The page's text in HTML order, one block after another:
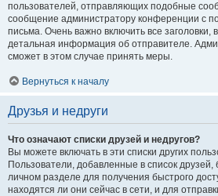
пользователей, отправляющих подобные
сообщение администратору конференции с
письма. Очень важно включить все заголовки,
детальная информация об отправителе.
сможет в этом случае принять меры.
Вернуться к началу
Друзья и недруги
Что означают списки друзей и недругов?
Вы можете включать в эти списки других
Пользователи, добавленные в список
личном разделе для получения быстрого
находятся ли они сейчас в сети, и для